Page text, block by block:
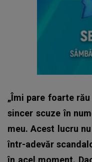
„Îmi pare foarte
sincer scuze în
meu. Acest lucru
într-adevăr
în acel moment.